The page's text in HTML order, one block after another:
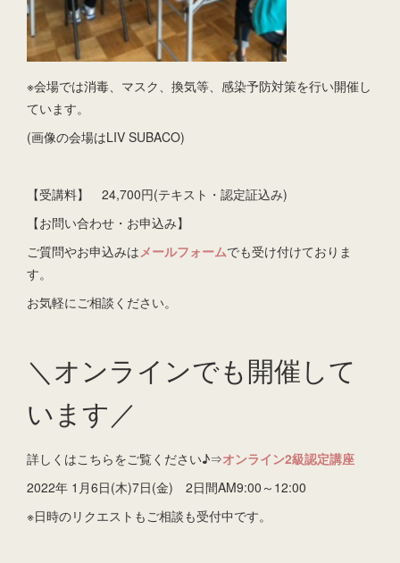
※会場では消毒、マスク、換気等、感染予防対策を行い開催し
ています。
(画像の会場はLIV SUBACO)
【受講料】 24,700円(テキスト・認定証込み)
【お問い合わせ・お申込み】
ご質問やお申込みはメールフォームでも受け付けておりま
す。
お気軽にご相談ください。
＼オンラインでも開催して
います／
詳しくはこちらをご覧ください♪⇒オンライン2級認定講座
2022年 1月6日(木)7日(金) 2日間AM9:00～12:00
※日時のリクエストもご相談も受付中です。